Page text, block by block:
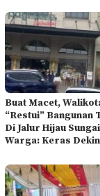
Buat Macet,
“Restui” Bangunan
Di Jalur Hijau
Warga: Keras